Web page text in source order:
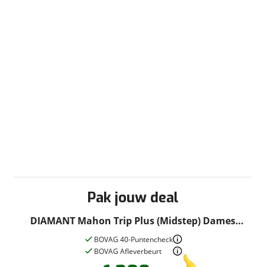
Pak jouw deal
DIAMANT Mahon Trip Plus (Midstep) Dames
HEUGRÜN M 50cm M 2026
BOVAG 40-Puntencheck
BOVAG Afleverbeurt